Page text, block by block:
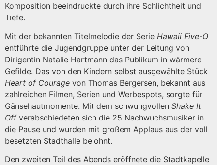
Komposition beeindruckte durch ihre Schlichtheit und
Tiefe.
Mit der bekannten Titelmelodie der Serie Hawaii Five-O
entführte die Jugendgruppe unter der Leitung von
Dirigentin Natalie Hartmann das Publikum in wärmere
Gefilde. Das von den Kindern selbst ausgewählte Stück
Heart of Courage von Thomas Bergersen, bekannt aus
zahlreichen Filmen, Serien und Werbespots, sorgte für
Gänsehautmomente. Mit dem schwungvollen Shake It
Offverabschiedeten sich die 25 Nachwuchsmusiker in
die Pause und wurden mit großem Applaus aus der voll
besetzten Stadthalle belohnt.
Den zweiten Teil des Abends eröffnete die Stadtkapelle